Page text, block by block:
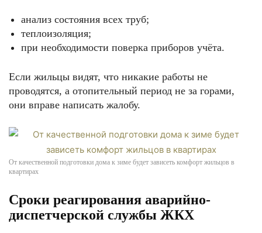
анализ состояния всех труб;
теплоизоляция;
при необходимости поверка приборов учёта.
Если жильцы видят, что никакие работы не
проводятся, а отопительный период не за горами,
они вправе написать жалобу.
От качественной подготовки дома к зиме будет зависеть комфорт жильцов в
квартирах
Сроки реагирования аварийно-
диспетчерской службы ЖКХ